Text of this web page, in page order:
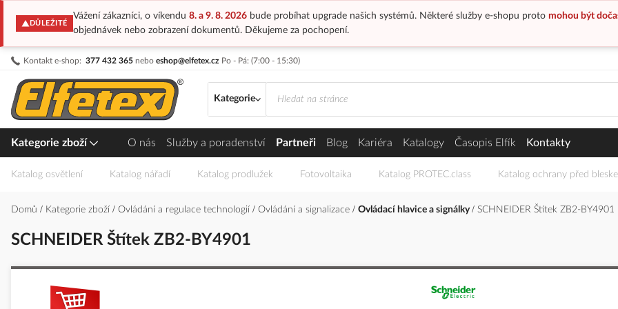
DŮLEŽITÉ
Vážení zákazníci, o víkendu 8. a 9. 8. 2026bude probíhat upgrade našich systémů. Některé služby e-shopu proto mohou být
objednávek nebo zobrazení dokumentů. Děkujeme za pochopení.
Kontakt e-shop: 377 432 365 nebo eshop@elfetex.cz Po - Pá: (7:00 - 15:30)
Přejít
obsah
Kategorie
Kategorie zboží O nás Služby a poradenství Partneři Blog Kariéra Katalogy Časopis Elfík Kontakty
Katalog osvětlení Katalog nářadí Katalog prodlužek Fotovoltaika Katalog PROTEC.class Katalog ochrany před
Domů Kategorie zboží Ovládání a regulace technologií Ovládání a signalizace Ovládací hlavice a signálky SCHNEIDER Štítek ZB2-BY4901
SCHNEIDER Štítek ZB2-BY4901
Přeskočit